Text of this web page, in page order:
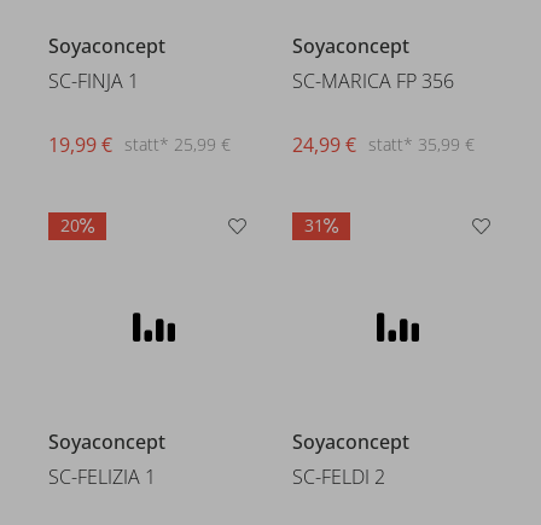
Soyaconcept
SC-FINJA 1
statt* 25,99 €
19,99 €
Soyaconcept
SC-MARICA FP 356
statt* 35,99 €
24,99 €
20
Soyaconcept
SC-FELIZIA 1
31
Soyaconcept
SC-FELDI 2